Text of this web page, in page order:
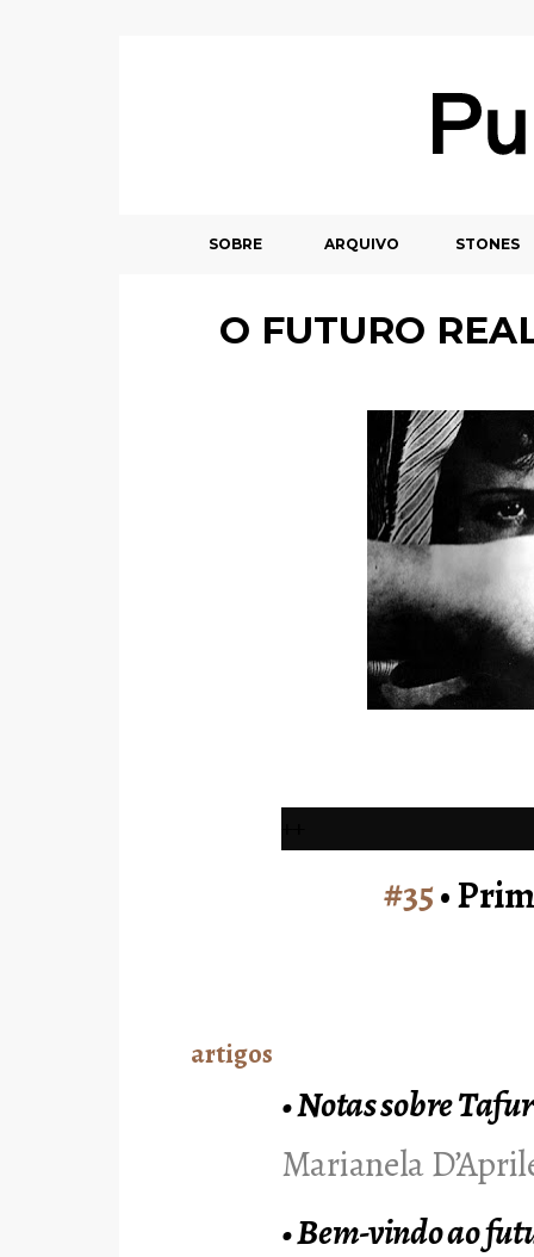
SOBRE ARQUIVO STONES
O FUTURO
#35•
artigos
•Notas sobre
Marianela
•Bem-vindo ao